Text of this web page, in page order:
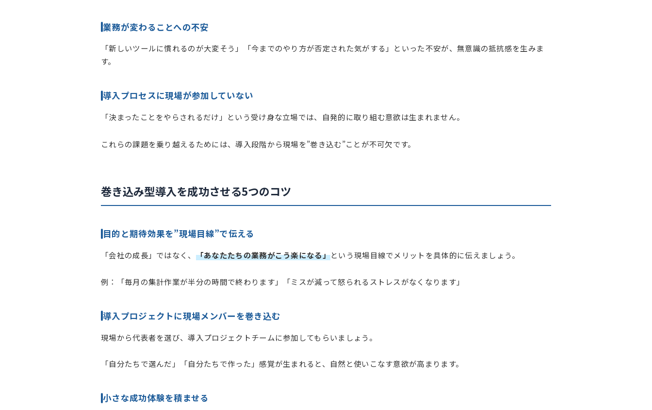
業務が変わることへの不安
「新しいツールに慣れるのが大変そう」「今までのやり方が否定された気がする」といった不安が、無意識の抵抗感を生みま
す。
導入プロセスに現場が参加していない
「決まったことをやらされるだけ」という受け身な立場では、自発的に取り組む意欲は生まれません。
これらの課題を乗り越えるためには、導入段階から現場を”巻き込む”ことが不可欠です。
巻き込み型導入を成功させる5つのコツ
目的と期待効果を”現場目線”で伝える
「会社の成長」ではなく、 「あなたたちの業務がこう楽になる」という現場目線でメリットを具体的に伝えましょう。
例：「毎月の集計作業が半分の時間で終わります」「ミスが減って怒られるストレスがなくなります」
導入プロジェクトに現場メンバーを巻き込む
現場から代表者を選び、導入プロジェクトチームに参加してもらいましょう。
「自分たちで選んだ」「自分たちで作った」感覚が生まれると、自然と使いこなす意欲が高まります。
小さな成功体験を積ませる